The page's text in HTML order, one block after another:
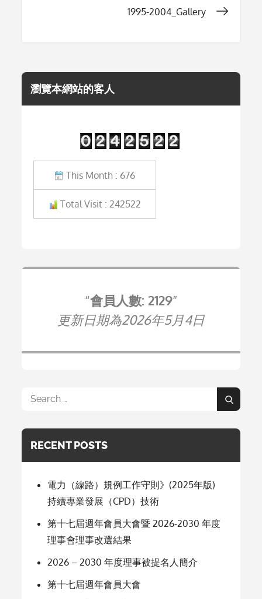
navigation1995-2004_Gallery
瀏覽本網站的客人
This Month : 676
Total Visit : 242522
會員人數: 2129
更新日期為2026年5月4日
Search
Search
RECENT POSTS
電力（線路）規例工作守則》(2025年版)
持續專業發展（CPD）技術
第十七屆週年會員大會暨 2026-2030 年度
理事會理事改選結果
2026 – 2030 年度理事被提名人簡介
第十七屆週年會員大會